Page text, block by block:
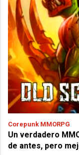
Corepunk MMORPG
Un verdadero
de antes, pero